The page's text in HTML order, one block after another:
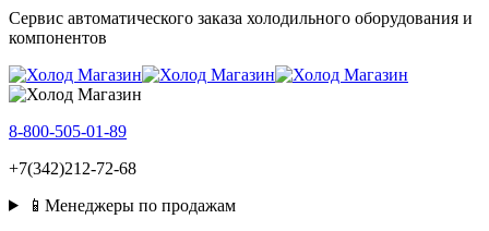
Сервис автоматического заказа холодильного оборудования и
компонентов
8-800-505-01-89
+7(342)212-72-68
📱Менеджеры по продажам